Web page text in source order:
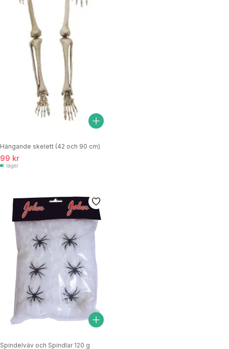
Hängande skelett (42 och 90 cm)
99 kr
I lager
Spindelväv och Spindlar 120 g